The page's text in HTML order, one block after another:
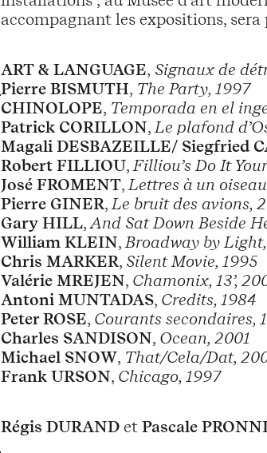
accompagnant les expositions,
ART & LANGUAGE, Signaux de
Pierre BISMUTH, The Party, 1997
CHINOLOPE, Temporada en el
Patrick CORILLON, Le plafond
Magali DESBAZEILLE/ Siegfried
Robert FILLIOU, Filliou’s Do It
José FROMENT, Lettres à un
Pierre GINER, Le bruit des avions,
Gary HILL, And Sat Down Beside
William KLEIN, Broadway by Light,
Chris MARKER, Silent Movie, 1995
Valérie MREJEN, Chamonix, 13’,
Antoni MUNTADAS, Credits, 1984
Peter ROSE, Courants secondaires,
Charles SANDISON, Ocean, 2001
Michael SNOW, That/Cela/Dat,
Frank URSON, Chicago, 1997
Régis DURAND et Pascale